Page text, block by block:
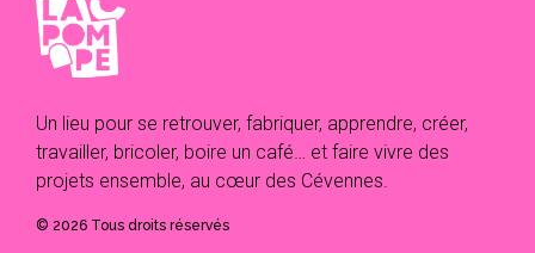
Un lieu pour se retrouver, fabriquer, apprendre, créer,
travailler, bricoler, boire un café… et faire vivre des
projets ensemble, au cœur des Cévennes.
© 2026 Tous droits réservés